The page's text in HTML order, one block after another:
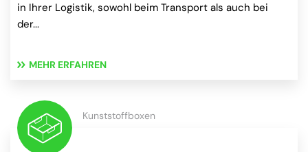
in Ihrer Logistik, sowohl beim Transport als auch bei
der...
MEHR ERFAHREN
Kunststoffboxen